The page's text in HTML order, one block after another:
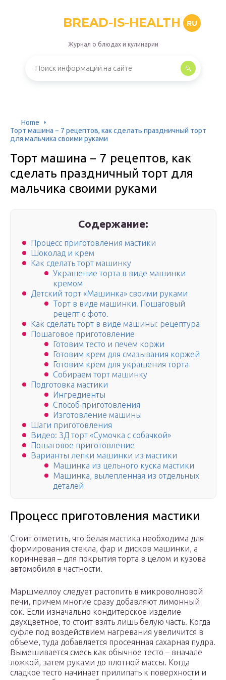
BREAD-IS-HEALTH RU
Журнал о блюдах и кулинарии
Home
Торт машина − 7 рецептов, как сделать праздничный торт
для мальчика своими руками
Торт машина − 7 рецептов, как
сделать праздничный торт для
мальчика своими руками
Содержание:
Процесс приготовления мастики
Шоколад и крем
Как сделать торт машинку
Украшение торта в виде машинки
кремом
Детский торт «Машинка» своими руками
Торт в виде машинки. Пошаговый
рецепт с фото.
Как сделать торт в виде машины: рецептура
Пошаговое приготовление
Готовим тесто и печем коржи
Готовим крем для смазывания коржей
Готовим крем для украшения торта
Собираем торт машинку
Подготовка мастики
Ингредиенты
Способ приготовления
Изготовление машины
Шаги приготовления
Видео: 3Д торт «Сумочка с собачкой»
Пошаговое приготовление
Варианты лепки машинки из мастики
Машинка из цельного куска мастики
Машинка, вылепленная из отдельных
деталей
Процесс приготовления мастики
Стоит отметить, что белая мастика необходима для
формирования стекла, фар и дисков машинки, а
коричневая – для покрытия торта в целом и кузова
автомобиля в частности.
Маршмеллоу следует растопить в микроволновой
печи, причем многие сразу добавляют лимонный
сок. Если изначально кондитерское изделие
двухцветное, то стоит взять лишь белую часть. Когда
суфле под воздействием нагревания увеличится в
объеме, туда добавляется просеянная сахарная пудра.
Вымешивается смесь как обычное тесто – вначале
ложкой, затем руками до плотной массы. Когда
сладкое тесто начинает прилипать к поверхности и